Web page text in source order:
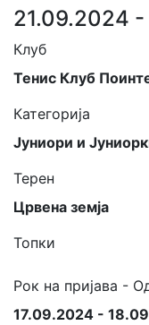
21.09.2024
Клуб
Тенис Клуб
Категорија
Јуниори и
Терен
Црвена земја
Топки
Рок на пријава -
17.09.2024 -